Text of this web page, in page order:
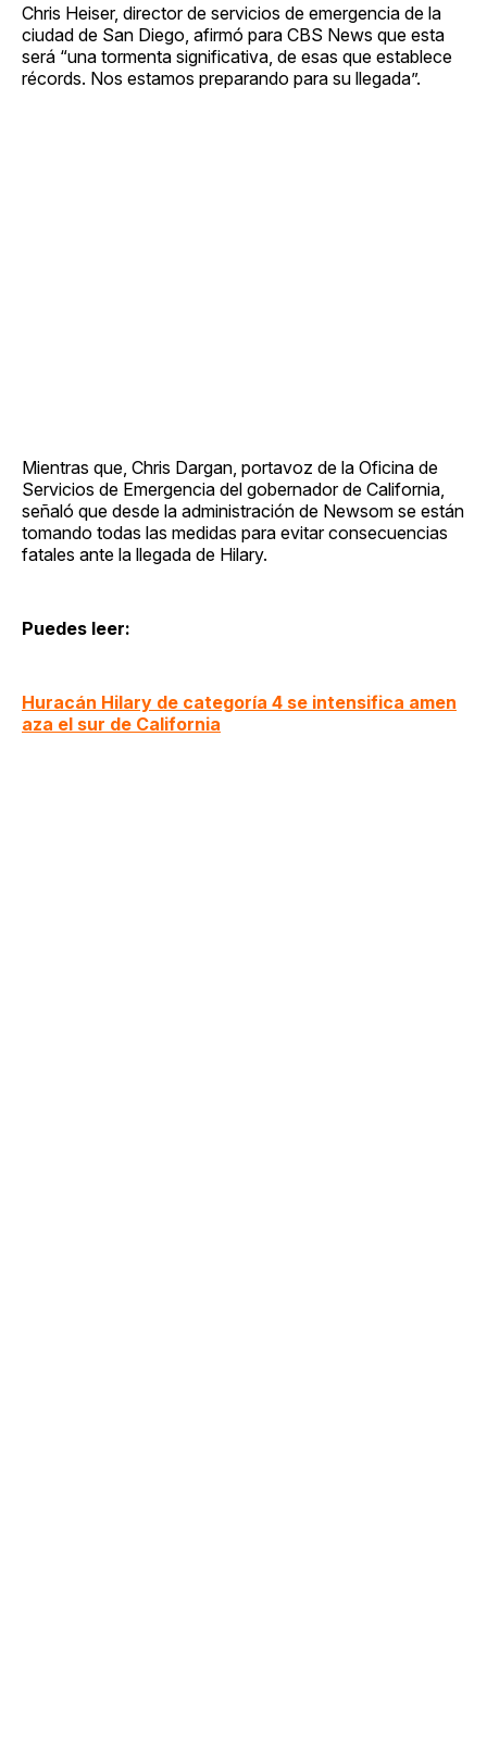
Chris Heiser, director de servicios de emergencia de la
ciudad de San Diego, afirmó para CBS News que esta
será “una tormenta significativa, de esas que establece
récords. Nos estamos preparando para su llegada”.
Mientras que, Chris Dargan, portavoz de la Oficina de
Servicios de Emergencia del gobernador de California,
señaló que desde la administración de Newsom se están
tomando todas las medidas para evitar consecuencias
fatales ante la llegada de Hilary.
Puedes leer:
Huracán Hilary de categoría 4 se intensifica amen
aza el sur de California